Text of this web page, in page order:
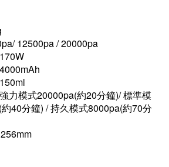
12500pa / 20000pa
力模式20000pa(約20分鐘)/ 標準模
40分鐘) / 持久模式8000pa(約70分